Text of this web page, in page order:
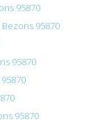
95870
95870
95870
95870